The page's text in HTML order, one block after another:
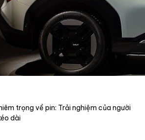
trọng về pin: Trải nghiệm của người
dài